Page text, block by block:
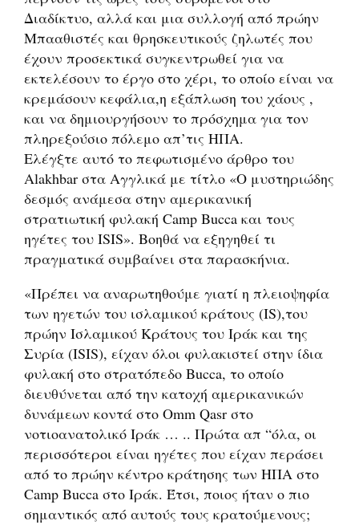
Διαδίκτυο, αλλά και μια συλλογή από πρώην
Μπααθιστές και θρησκευτικούς ζηλωτές που
έχουν προσεκτικά συγκεντρωθεί για να
εκτελέσουν το έργο στο χέρι, το οποίο είναι να
κρεμάσουν κεφάλια,η εξάπλωση του χάους ,
και να δημιουργήσουν το πρόσχημα για τον
πληρεξούσιο πόλεμο απ’τις ΗΠΑ.
Ελέγξτε αυτό το πεφωτισμένο άρθρο του
Alakhbar στα Αγγλικά με τίτλο «Ο μυστηριώδης
δεσμός ανάμεσα στην αμερικανική
στρατιωτική φυλακή Camp Bucca και τους
ηγέτες του ISIS». Βοηθά να εξηγηθεί τι
πραγματικά συμβαίνει στα παρασκήνια.
«Πρέπει να αναρωτηθούμε γιατί η πλειοψηφία
των ηγετών του ισλαμικού κράτους (IS),του
πρώην Ισλαμικού Κράτους του Ιράκ και της
Συρία (ISIS), είχαν όλοι φυλακιστεί στην ίδια
φυλακή στο στρατόπεδο Bucca, το οποίο
διευθύνεται από την κατοχή αμερικανικών
δυνάμεων κοντά στο Omm Qasr στο
νοτιοανατολικό Ιράκ … .. Πρώτα απ “όλα, οι
περισσότεροι είναι ηγέτες που είχαν περάσει
από το πρώην κέντρο κράτησης των ΗΠΑ στο
Camp Bucca στο Ιράκ. Έτσι, ποιος ήταν ο πιο
σημαντικός από αυτούς τους κρατούμενους;